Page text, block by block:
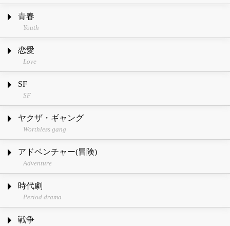
青春
Youth
恋愛
Love
SF
SF
ヤクザ・ギャング
Worthless gang
アドベンチャー(冒険)
Adventure
時代劇
Period drama
戦争